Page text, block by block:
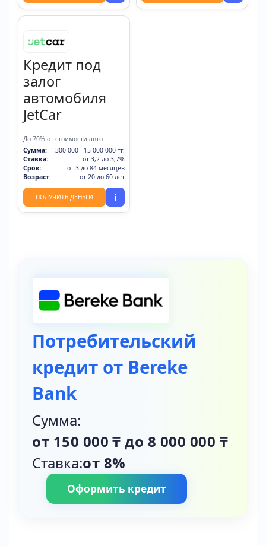
Кредит под
залог
автомобиля
JetCar
До 70% от стоимости авто
Сумма:
300 000 - 15 000 000 тг.
Ставка:
от 3,2 до 3,7%
Срок:
от 3 до 84 месяцев
Возраст:
от 20 до 60 лет
ПОЛУЧИТЬ ДЕНЬГИ i
Потребительский
кредит от Bereke
Bank
Сумма:
от 150 000 ₸ до 8 000 000 ₸
Ставка:от 8%
Оформить кредит